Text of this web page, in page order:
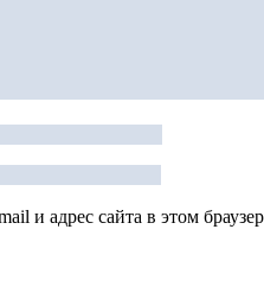
и адрес сайта в этом